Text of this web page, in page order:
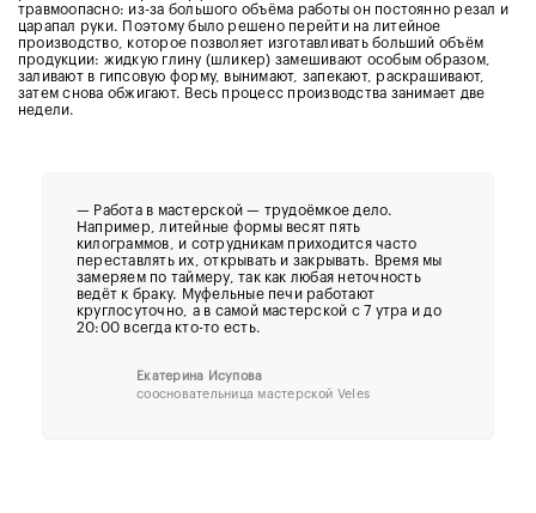
травмоопасно: из-за большого объёма работы он постоянно резал и
царапал руки. Поэтому было решено перейти на литейное
производство, которое позволяет изготавливать больший объём
продукции: жидкую глину (шликер) замешивают особым образом,
заливают в гипсовую форму, вынимают, запекают, раскрашивают,
затем снова обжигают. Весь процесс производства занимает две
недели.
— Работа в мастерской — трудоёмкое дело.
Например, литейные формы весят пять
килограммов, и сотрудникам приходится часто
переставлять их, открывать и закрывать. Время мы
замеряем по таймеру, так как любая неточность
ведёт к браку. Муфельные печи работают
круглосуточно, а в самой мастерской с 7 утра и до
20:00 всегда кто-то есть.
Екатерина Исупова
соосновательница мастерской Veles